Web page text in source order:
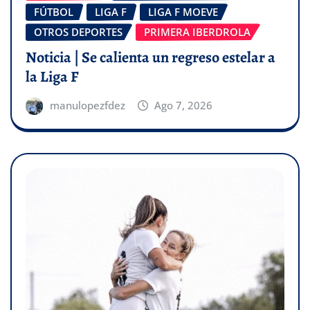
FÚTBOL
LIGA F
LIGA F MOEVE
OTROS DEPORTES
PRIMERA IBERDROLA
Noticia | Se calienta un regreso estelar a
la Liga F
manulopezfdez Ago 7, 2026